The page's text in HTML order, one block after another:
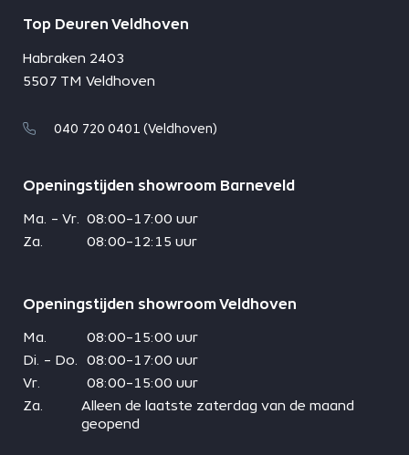
Top Deuren Veldhoven
Habraken 2403
5507 TM Veldhoven
040 720 0401 (Veldhoven)
Openingstijden showroom Barneveld
Ma. - Vr.
08:00-17:00 uur
Za.
08:00-12:15 uur
Openingstijden showroom Veldhoven
Ma.
08:00-15:00 uur
Di. - Do.
08:00-17:00 uur
Vr.
08:00-15:00 uur
Za.
Alleen de laatste zaterdag van de maand
geopend